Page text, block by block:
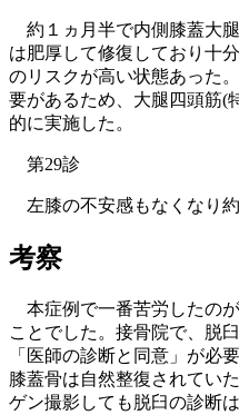
約１ヵ月半で内側膝蓋大
は肥厚して修復しており十
のリスクが高い状態あった
要があるため、大腿四頭筋(
的に実施した。
第29診
左膝の不安感もなくなり
考察
本症例で一番苦労したの
ことでした。接骨院で、脱
「医師の診断と同意」が必
膝蓋骨は自然整復されてい
ゲン撮影しても脱臼の診断